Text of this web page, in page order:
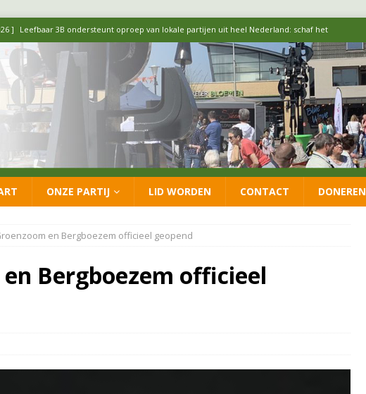
] Leefbaar 3B ondersteunt oproep van lokale partijen uit heel Nederland: schaf het
niet af! FRACTIE
] Update over de formatie: vacature voor onafhankelijke wethouder Sociaal Domein
] Ontwikkelingen flexwoningen Oekraïners én Lansingerlanders FRACTIE
Leefbaar 3B en CDA presenteren coalitieakkoord: ‘Groeien met behoud van karakter’
] Leefbaar 3B kritisch op LOO2: belangen eigen inwoners moeten goed geborgd blijven
ONZE PARTIJ LID WORDEN CONTACT DONEREN
en Bergboezem officieel geopend
Bergboezem officieel